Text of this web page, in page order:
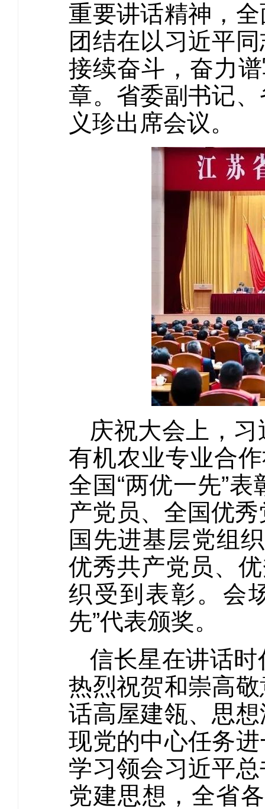
重要讲话精神，
团结在以习近平
接续奋斗，奋力
章。省委副书记
义珍出席会议。
庆祝大会上，
有机农业专业合
全国“两优一先”
产党员、全国优
国先进基层党组
优秀共产党员、
织受到表彰。会
先”代表颁奖。
信长星在讲话
热烈祝贺和崇高
话高屋建瓴、思
现党的中心任务
学习领会习近平
党建思想，全省